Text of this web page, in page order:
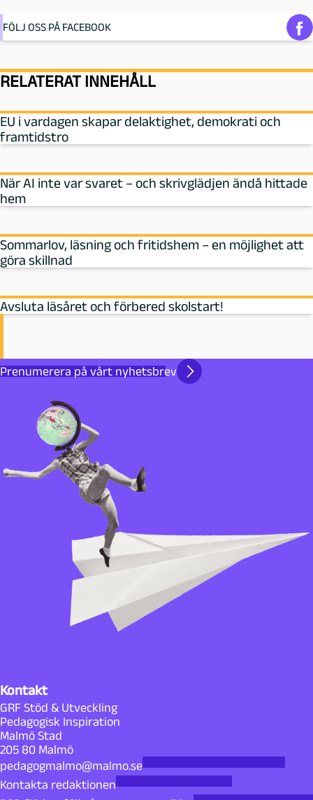
FÖLJ OSS PÅ FACEBOOK
RELATERAT INNEHÅLL
EU i vardagen skapar delaktighet, demokrati och
framtidstro
När AI inte var svaret – och skrivglädjen ändå hittade
hem
Sommarlov, läsning och fritidshem – en möjlighet att
göra skillnad
Avsluta läsåret och förbered skolstart!
Prenumerera på vårt nyhetsbrev
Kontakt
GRF Stöd & Utveckling
Pedagogisk Inspiration
Malmö Stad
205 80 Malmö
pedagogmalmo@malmo.se
Kontakta redaktionen